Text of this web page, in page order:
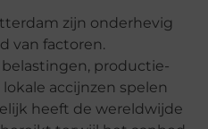
zijn onderhevig
van factoren.
productie-
accijnzen spelen
heeft de wereldwijde